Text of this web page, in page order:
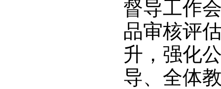
督导工作
品审核评
升，强化
导、全体